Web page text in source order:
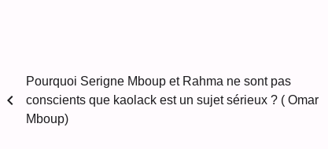
chevron_left
Pourquoi Serigne Mboup et Rahma ne sont pas
conscients que kaolack est un sujet sérieux ? ( Omar
Mboup)